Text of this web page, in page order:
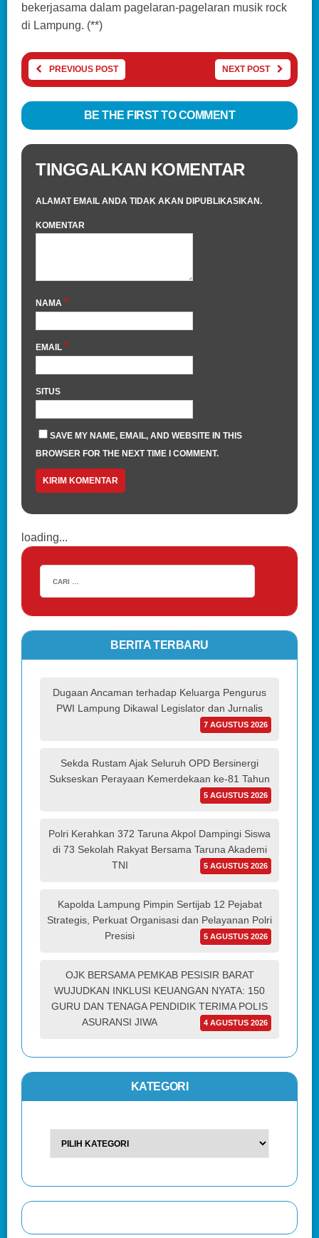
bekerjasama dalam pagelaran-pagelaran musik rock
di Lampung. (**)
PREVIOUS POST NEXT POST
BE THE FIRST TO COMMENT
TINGGALKAN KOMENTAR
ALAMAT EMAIL ANDA TIDAK AKAN DIPUBLIKASIKAN.
KOMENTAR
NAMA *
EMAIL *
SITUS
SAVE MY NAME, EMAIL, AND WEBSITE IN THIS
BROWSER FOR THE NEXT TIME I COMMENT.
loading...
BERITA TERBARU
Dugaan Ancaman terhadap Keluarga Pengurus
PWI Lampung Dikawal Legislator dan Jurnalis
7 AGUSTUS 2026
Sekda Rustam Ajak Seluruh OPD Bersinergi
Sukseskan Perayaan Kemerdekaan ke-81 Tahun
5 AGUSTUS 2026
Polri Kerahkan 372 Taruna Akpol Dampingi Siswa
di 73 Sekolah Rakyat Bersama Taruna Akademi
TNI
5 AGUSTUS 2026
Kapolda Lampung Pimpin Sertijab 12 Pejabat
Strategis, Perkuat Organisasi dan Pelayanan Polri
Presisi
5 AGUSTUS 2026
OJK BERSAMA PEMKAB PESISIR BARAT
WUJUDKAN INKLUSI KEUANGAN NYATA: 150
GURU DAN TENAGA PENDIDIK TERIMA POLIS
ASURANSI JIWA
4 AGUSTUS 2026
KATEGORI